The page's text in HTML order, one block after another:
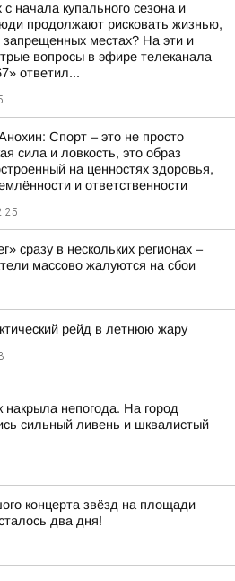
начала купального сезона и
продолжают рисковать жизнью,
запрещенных местах? На эти и
вопросы в эфире телеканала
ответил...
Спорт – это не просто
сила и ловкость, это образ
на ценностях здоровья,
и ответственности
сразу в нескольких регионах –
массово жалуются на сбои
рейд в летнюю жару
накрыла непогода. На город
сильный ливень и шквалистый
концерта звёзд на площади
два дня!